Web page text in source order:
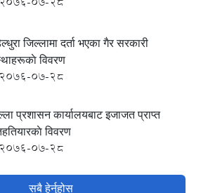
जिल्लामा दर्ता भएका गैर सरकारी
विवरण
2076-07-28
प्रशासन कार्यालयबाट इजाजत प्राप्त
विवरण
2076-07-28
सबै हेर्नुहोस